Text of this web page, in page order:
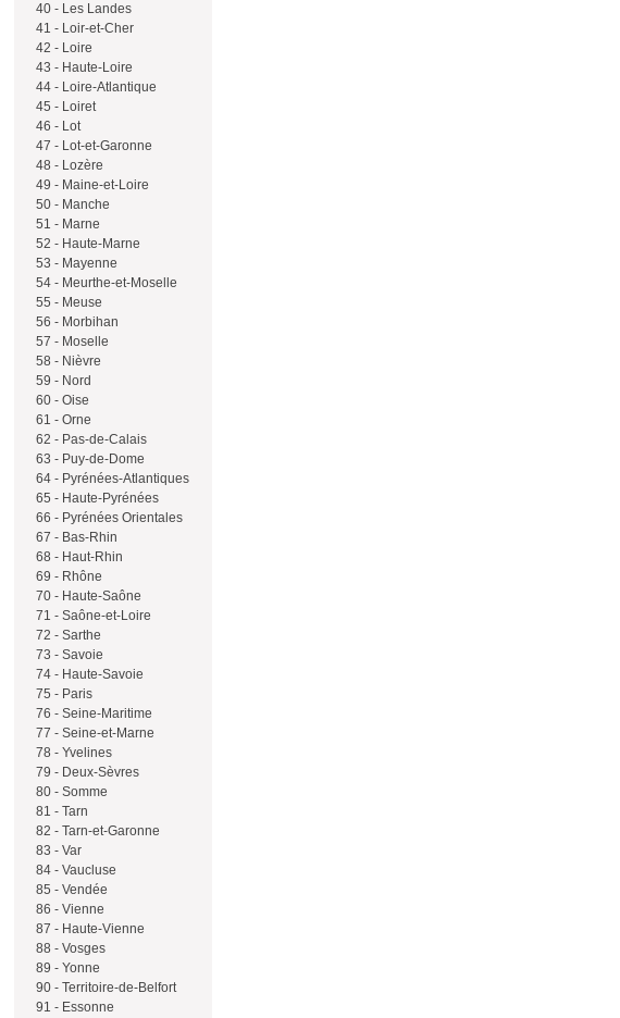
40 - Les Landes
41 - Loir-et-Cher
42 - Loire
43 - Haute-Loire
44 - Loire-Atlantique
45 - Loiret
46 - Lot
47 - Lot-et-Garonne
48 - Lozère
49 - Maine-et-Loire
50 - Manche
51 - Marne
52 - Haute-Marne
53 - Mayenne
54 - Meurthe-et-Moselle
55 - Meuse
56 - Morbihan
57 - Moselle
58 - Nièvre
59 - Nord
60 - Oise
61 - Orne
62 - Pas-de-Calais
63 - Puy-de-Dome
64 - Pyrénées-Atlantiques
65 - Haute-Pyrénées
66 - Pyrénées Orientales
67 - Bas-Rhin
68 - Haut-Rhin
69 - Rhône
70 - Haute-Saône
71 - Saône-et-Loire
72 - Sarthe
73 - Savoie
74 - Haute-Savoie
75 - Paris
76 - Seine-Maritime
77 - Seine-et-Marne
78 - Yvelines
79 - Deux-Sèvres
80 - Somme
81 - Tarn
82 - Tarn-et-Garonne
83 - Var
84 - Vaucluse
85 - Vendée
86 - Vienne
87 - Haute-Vienne
88 - Vosges
89 - Yonne
90 - Territoire-de-Belfort
91 - Essonne